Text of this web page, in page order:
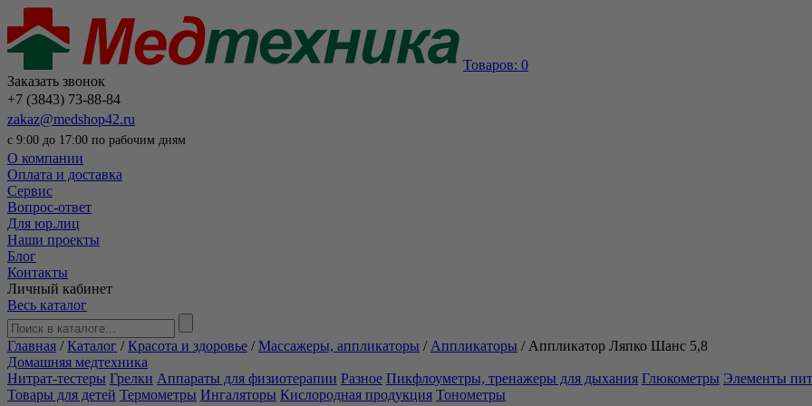
Товаров: 0
Заказать звонок
+7 (3843) 73-88-84
zakaz@medshop42.ru
с 9:00 до 17:00 по рабочим дням
О компании
Оплата и доставка
Сервис
Вопрос-ответ
Для юр.лиц
Наши проекты
Блог
Контакты
Личный кабинет
Весь каталог
Главная /Каталог /Красота и здоровье /Массажеры, аппликаторы / Аппликаторы / Аппликатор Ляпко Шанс 5,8
Домашняя медтехника
Нитрат-тестеры Грелки Аппараты для физиотерапии Разное Пикфлоуметры, тренажеры для дыхания Глюкометры Элементы
Товары для детей Термометры Ингаляторы Кислородная продукция Тонометры